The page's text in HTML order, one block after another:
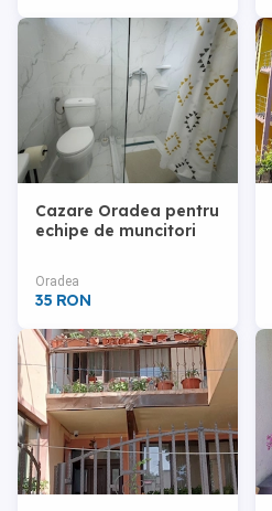
Cazare Oradea pentru
echipe de muncitori
Oradea
35 RON